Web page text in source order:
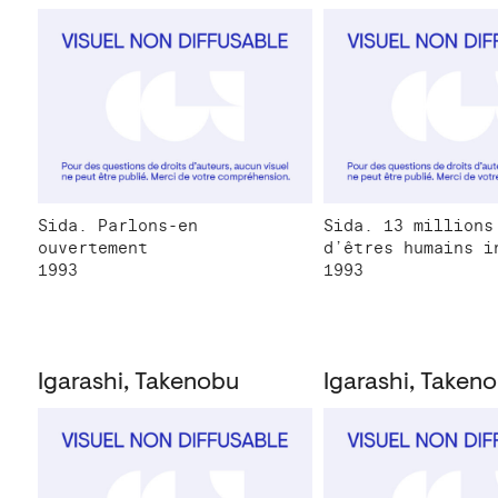
Sida. Parlons-en
ouvertement
1993
Sida. 13 millions
d’êtres humains
1993
Igarashi, Takenobu Igarashi,